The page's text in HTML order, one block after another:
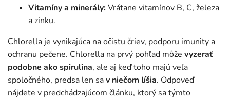
Vitamíny a minerály:Vrátane vitamínov B, C, železa
a zinku.
Chlorella je vynikajúca na očistu čriev, podporu imunity a
ochranu pečene. Chlorella na prvý pohľad môže vyzerať
podobne ako spirulina, ale aj keď toho majú veľa
spoločného, predsa len sav niečom líšia. Odpoveď
nájdete v predchádzajúcom článku, ktorý sa týmto